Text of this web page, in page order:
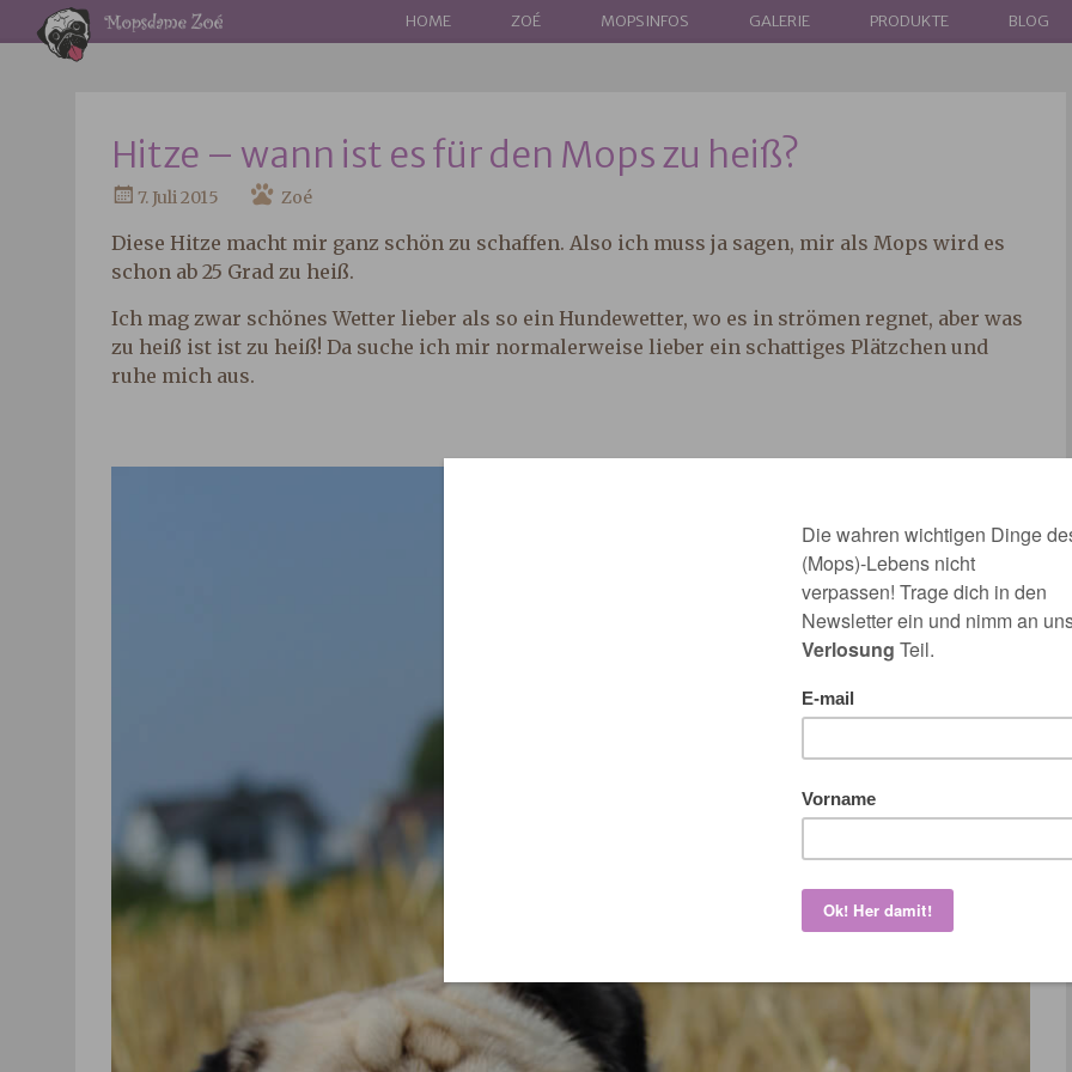
WEITER
HOME ZOÉ MOPSINFOS GALERIE PRODUKTE BLOG
Hitze – wann ist es für den Mops zu heiß?
7. Juli 2015 Zoé
Diese Hitze macht mir ganz schön zu schaffen. Also ich muss ja sagen, mir als Mops wird es
schon ab 25 Grad zu heiß.
Ich mag zwar schönes Wetter lieber als so ein Hundewetter, wo es in strömen regnet, aber was
zu heiß ist ist zu heiß! Da suche ich mir normalerweise lieber ein schattiges Plätzchen und
ruhe mich aus.